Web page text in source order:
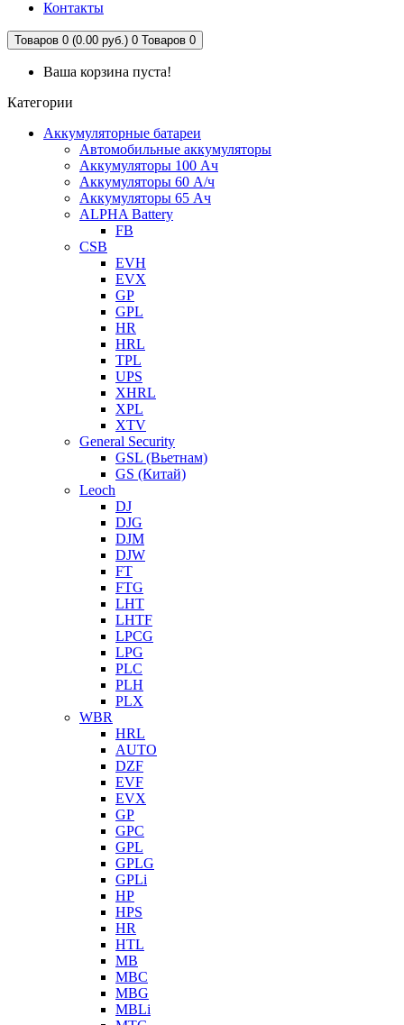
Контакты
Товаров 0 (0.00 руб.) 0 Товаров 0
Ваша корзина пуста!
Категории
Аккумуляторные батареи
Автомобильные аккумуляторы
Аккумуляторы 100 Ач
Аккумуляторы 60 А/ч
Аккумуляторы 65 Ач
ALPHA Battery
FB
CSB
EVH
EVX
GP
GPL
HR
HRL
TPL
UPS
XHRL
XPL
XTV
General Security
GSL (Вьетнам)
GS (Китай)
Leoch
DJ
DJG
DJM
DJW
FT
FTG
LHT
LHTF
LPCG
LPG
PLC
PLH
PLX
WBR
HRL
AUTO
DZF
EVF
EVX
GP
GPC
GPL
GPLG
GPLi
HP
HPS
HR
HTL
MB
MBC
MBG
MBLi